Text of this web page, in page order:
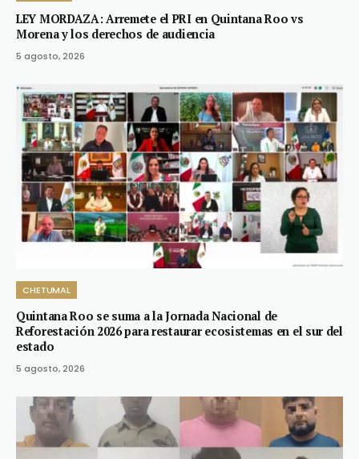
LEY MORDAZA: Arremete el PRI en Quintana Roo vs
Morena y los derechos de audiencia
5 agosto, 2026
CHETUMAL
Quintana Roo se suma a la Jornada Nacional de
Reforestación 2026 para restaurar ecosistemas en el sur del
estado
5 agosto, 2026